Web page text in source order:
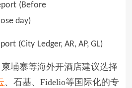
(Before
day)
(City Ledger, AR, AP, GL)
埔寨等海外开酒店建议选择
、石基、Fidelio等国际化的专